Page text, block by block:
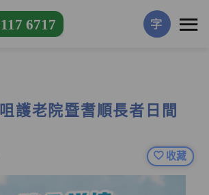
6717 字
護老院暨耆順長者日間
收藏